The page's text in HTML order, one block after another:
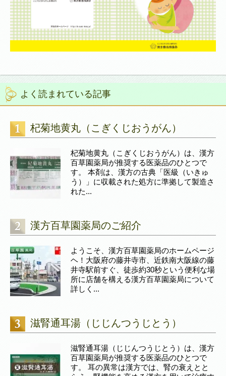
よく読まれている記事
杞菊地黄丸（こぎくじおうがん）
杞菊地黄丸（こぎくじおうがん）は、漢方
百草園薬局が推奨する医薬品のひとつで
す。 本剤は、漢方の古典「医級（いきゅ
う）」に収載された処方に準拠して製造さ
れた...
漢方百草園薬局のご紹介
ようこそ、漢方百草園薬局のホームページ
ヘ！大阪府の藤井寺市、近鉄南大阪線の藤
井寺駅前すぐ、徒歩約30秒という便利な場
所に店舗を構える漢方百草園薬局について
詳しく...
滋腎通耳湯（じじんつうじとう）
滋腎通耳湯（じじんつうじとう）は、漢方
百草園薬局が推奨する医薬品のひとつで
す。 耳の異常は漢方では、腎の衰えとと